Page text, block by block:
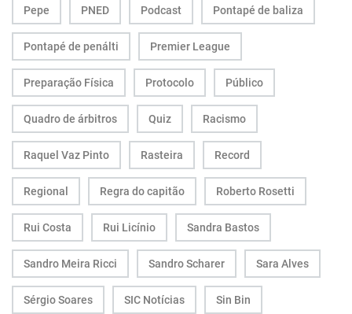
Pepe PNED Podcast Pontapé de baliza
Pontapé de penálti Premier League
Preparação Física Protocolo Público
Quadro de árbitros Quiz Racismo
Raquel Vaz Pinto Rasteira Record
Regional Regra do capitão Roberto Rosetti
Rui Costa Rui Licínio Sandra Bastos
Sandro Meira Ricci Sandro Scharer Sara Alves
Sérgio Soares SIC Notícias Sin Bin